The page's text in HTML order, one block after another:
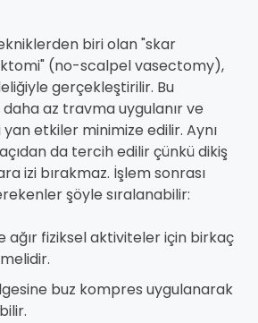
biri olan "skar
(no-scalpel vasectomy),
gerçekleştirilir. Bu
az travma uygulanır ve
etkiler minimize edilir. Aynı
da tercih edilir çünkü dikiş
izi bırakmaz. İşlem sonrası
şöyle sıralanabilir:
ağır fiziksel aktiviteler için birkaç
buz kompres uygulanarak